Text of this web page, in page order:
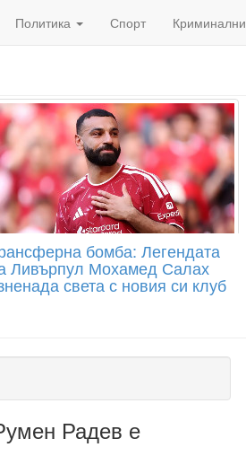
Политика Спорт Криминални
бомба: Легендата
Ливърпул Мохамед Салах
света с новия си клуб
Радев е